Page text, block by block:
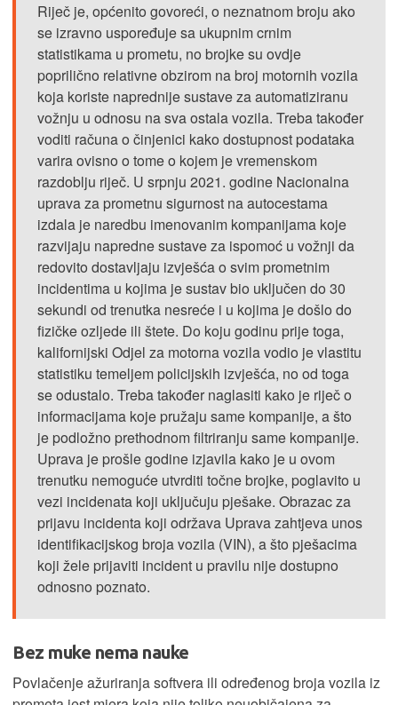
Riječ je, općenito govoreći, o neznatnom broju ako
se izravno uspoređuje sa ukupnim crnim
statistikama u prometu, no brojke su ovdje
poprilično relativne obzirom na broj motornih vozila
koja koriste naprednije sustave za automatiziranu
vožnju u odnosu na sva ostala vozila. Treba također
voditi računa o činjenici kako dostupnost podataka
varira ovisno o tome o kojem je vremenskom
razdoblju riječ. U srpnju 2021. godine Nacionalna
uprava za prometnu sigurnost na autocestama
izdala je naredbu imenovanim kompanijama koje
razvijaju napredne sustave za ispomoć u vožnji da
redovito dostavljaju izvješća o svim prometnim
incidentima u kojima je sustav bio uključen do 30
sekundi od trenutka nesreće i u kojima je došlo do
fizičke ozljede ili štete. Do koju godinu prije toga,
kalifornijski Odjel za motorna vozila vodio je vlastitu
statistiku temeljem policijskih izvješća, no od toga
se odustalo. Treba također naglasiti kako je riječ o
informacijama koje pružaju same kompanije, a što
je podložno prethodnom filtriranju same kompanije.
Uprava je prošle godine izjavila kako je u ovom
trenutku nemoguće utvrditi točne brojke, poglavito u
vezi incidenata koji uključuju pješake. Obrazac za
prijavu incidenta koji održava Uprava zahtjeva unos
identifikacijskog broja vozila (VIN), a što pješacima
koji žele prijaviti incident u pravilu nije dostupno
odnosno poznato.
Bez muke nema nauke
Povlačenje ažuriranja softvera ili određenog broja vozila iz